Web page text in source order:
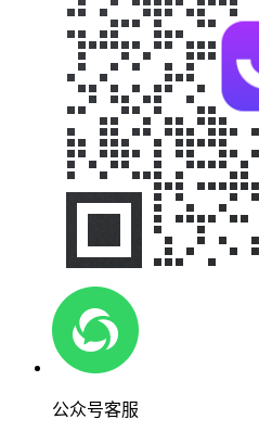
公众号客服